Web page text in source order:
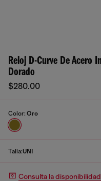
Reloj D-Curve De Acero
Dorado
$280.00
Color: Oro
Talla:UNI
Consulta la